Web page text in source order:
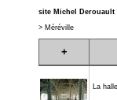
site Michel Derouault
> Méréville
+
La